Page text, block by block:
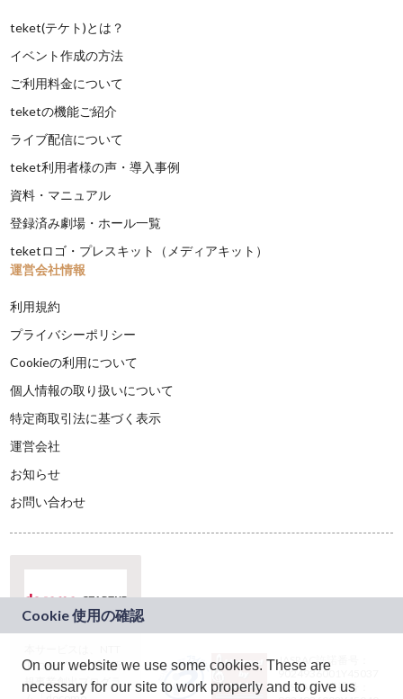
On our website we use some cookies. These are
necessary for our site to work properly and to give us
teket(テケト)とは？
イベント作成の方法
ご利用料金について
teketの機能ご紹介
ライブ配信について
teket利用者様の声・導入事例
資料・マニュアル
登録済み劇場・ホール一覧
teketロゴ・プレスキット（メディアキット）
運営会社情報
利用規約
プライバシーポリシー
Cookieの利用について
個人情報の取り扱いについて
特定商取引法に基づく表示
運営会社
お知らせ
お問い合わせ
ドコモグループの新
規事業創出プログラ
JASRAC許諾番号：
9024936001Y45037
JASRAC許諾番号：